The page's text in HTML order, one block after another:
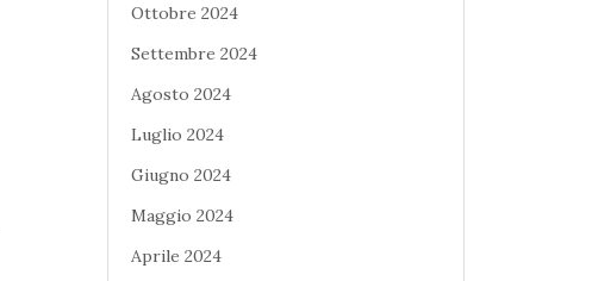
Ottobre 2024
Settembre 2024
Agosto 2024
Luglio 2024
Giugno 2024
Maggio 2024
Aprile 2024